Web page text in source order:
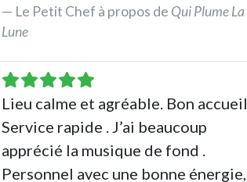
Le Petit Chef à propos de Qui Plume La
Lune
See the review
Lieu calme et agréable. Bon accueil.
Service rapide . J’ai beaucoup
apprécié la musique de fond .
Personnel avec une bonne énergie,